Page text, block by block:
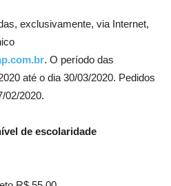
exclusivamente, via Internet,
. O período das
até o dia 30/03/2020. Pedidos
02/2020.
de escolaridade